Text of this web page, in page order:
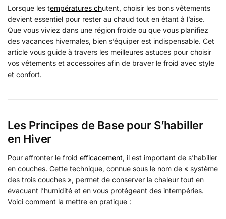
Lorsque les températures chutent, choisir les bons vêtements
devient essentiel pour rester au chaud tout en étant à l’aise.
Que vous viviez dans une région froide ou que vous planifiez
des vacances hivernales, bien s’équiper est indispensable. Cet
article vous guide à travers les meilleures astuces pour choisir
vos vêtements et accessoires afin de braver le froid avec style
et confort.
Les Principes de Base pour S’habiller
en Hiver
Pour affronter le froid efficacement, il est important de s’habiller
en couches. Cette technique, connue sous le nom de « système
des trois couches », permet de conserver la chaleur tout en
évacuant l’humidité et en vous protégeant des intempéries.
Voici comment la mettre en pratique :